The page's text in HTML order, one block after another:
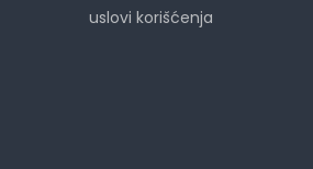
uslovi korišćenja